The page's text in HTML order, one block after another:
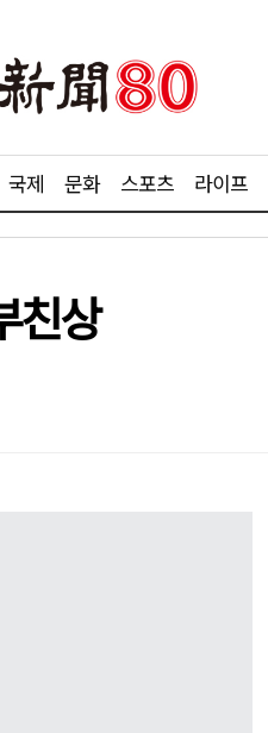
국제 문화 스포츠 라이프
친상